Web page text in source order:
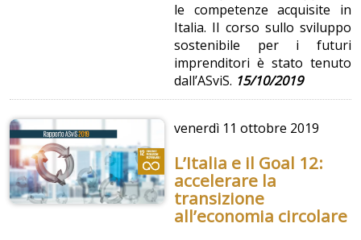
le competenze acquisite in
Italia. Il corso sullo sviluppo
sostenibile per i futuri
imprenditori è stato tenuto
dall’ASviS. 15/10/2019
venerdì 11 ottobre 2019
L’Italia e il Goal 12:
accelerare la
transizione
all’economia circolare